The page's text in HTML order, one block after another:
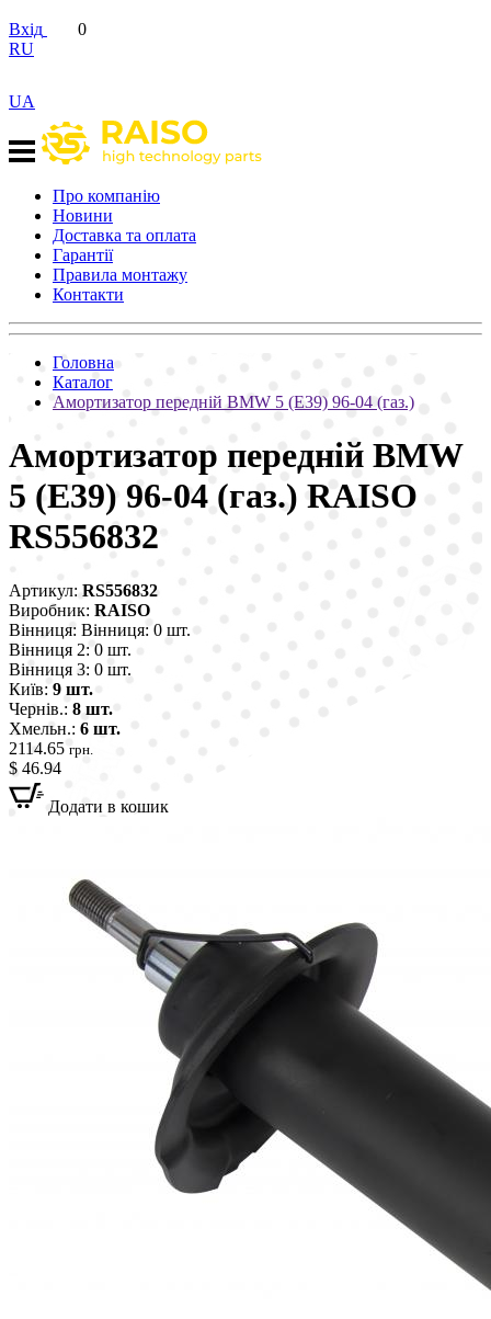
Вхід
0
RU
UA
Про компанію
Новини
Доставка та оплата
Гарантії
Правила монтажу
Контакти
Головна
Каталог
Амортизатор передній BMW 5 (E39) 96-04 (газ.)
Амортизатор передній BMW
5 (E39) 96-04 (газ.) RAISO
RS556832
Артикул: RS556832
Виробник: RAISO
Вінниця: Вінниця: 0 шт.
Вінниця 2: 0 шт.
Вінниця 3: 0 шт.
Київ: 9 шт.
Чернів.: 8 шт.
Хмельн.: 6 шт.
2114.65 грн.
$ 46.94
Додати в кошик